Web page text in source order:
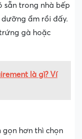
sẵn trong nhà bếp
ẩm rồi đấy.
gà hoặc
là gì? Ví
hơn thì chọn